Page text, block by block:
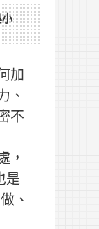
加
、
不
，
是
、